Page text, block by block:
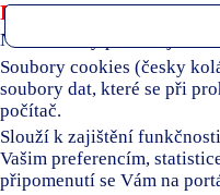
Používáme soubory
Naše stránky používají
Soubory cookies (česky
soubory dat, které se při
počítač.
Slouží k zajištění
Vašim preferencím,
připomenutí se Vám na